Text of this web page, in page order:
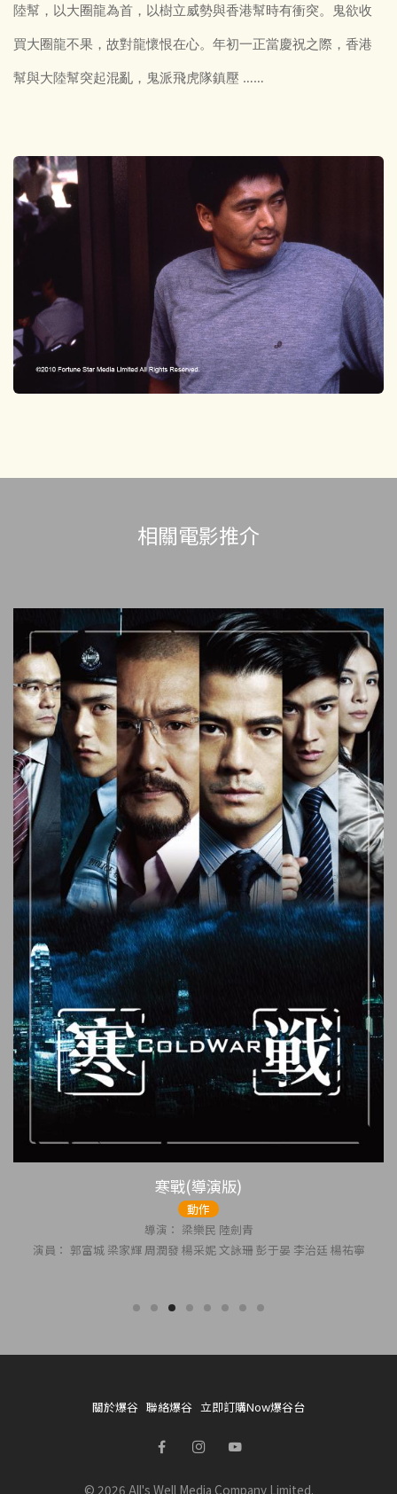
陸幫，以大圈龍為首，以樹立威勢與香港幫時有衝突。鬼欲收
買大圈龍不果，故對龍懷恨在心。年初一正當慶祝之際，香港
幫與大陸幫突起混亂，鬼派飛虎隊鎮壓 ……
相關電影推介
寒戰(導演版)
動作
導演： 梁樂民 陸劍青
演員： 郭富城 梁家輝 周潤發 楊采妮 文詠珊 彭于晏 李治廷 楊祐寧
關於爆谷 聯絡爆谷 立即訂購Now爆谷台
© 2026 All's Well Media Company Limited.